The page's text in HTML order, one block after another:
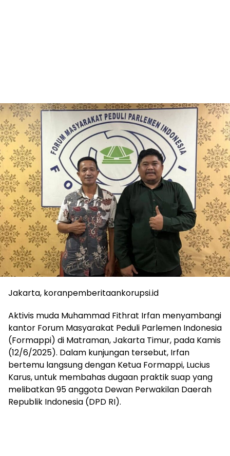
Jakarta, koranpemberitaankorupsi.id
Aktivis muda Muhammad Fithrat Irfan menyambangi
kantor Forum Masyarakat Peduli Parlemen Indonesia
(Formappi) di Matraman, Jakarta Timur, pada Kamis
(12/6/2025). Dalam kunjungan tersebut, Irfan
bertemu langsung dengan Ketua Formappi, Lucius
Karus, untuk membahas dugaan praktik suap yang
melibatkan 95 anggota Dewan Perwakilan Daerah
Republik Indonesia (DPD RI).